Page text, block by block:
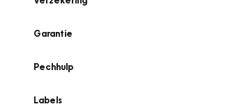
Garantie
Pechhulp
Labels